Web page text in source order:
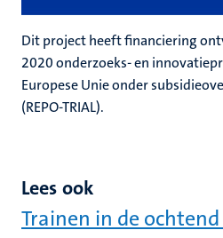
Dit project heeft financiering
2020 onderzoeks- en
Europese Unie onder
(REPO-TRIAL).
Lees ook
Trainen in de